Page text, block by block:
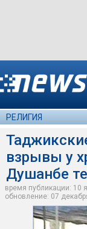
РЕЛИГИЯ
взрывы у
Душанбе
время публикации: 10
обновление: 07